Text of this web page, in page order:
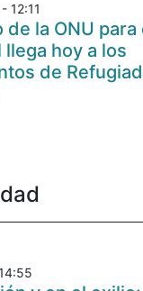
12:11
de la ONU para
hoy a los
de